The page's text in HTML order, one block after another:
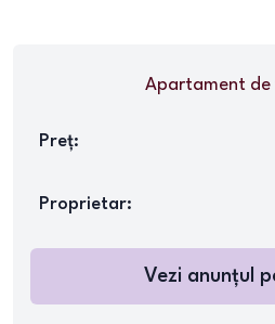
Apartamentde
Preț:
Proprietar:
Vezi anunțul